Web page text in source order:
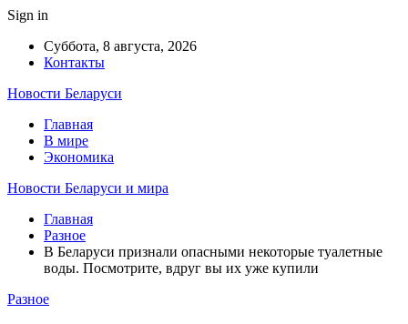
Sign in
Суббота, 8 августа, 2026
Контакты
Новости Беларуси
Главная
В мире
Экономика
Новости Беларуси и мира
Главная
Разное
В Беларуси признали опасными некоторые туалетные
воды. Посмотрите, вдруг вы их уже купили
Разное